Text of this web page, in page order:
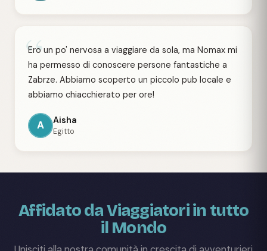
“
Ero un po' nervosa a viaggiare da sola, ma Nomax mi
ha permesso di conoscere persone fantastiche a
Zabrze. Abbiamo scoperto un piccolo pub locale e
abbiamo chiacchierato per ore!
A Aisha
Egitto
Affidato da Viaggiatori in tutto
il Mondo